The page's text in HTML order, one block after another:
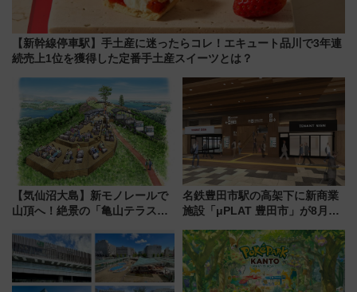
【新幹線停車駅】手土産に迷ったらコレ！エキュート品川で3年連
続売上1位を獲得した定番手土産スイーツとは？
【気仙沼大島】新モノレールで
山頂へ！絶景の「亀山テラス
暇村のお得な日帰りプランも登
場
名鉄豊田市駅の高架下に新商業
施設「μPLAT 豊田市」が8月26
たな玄関口へ